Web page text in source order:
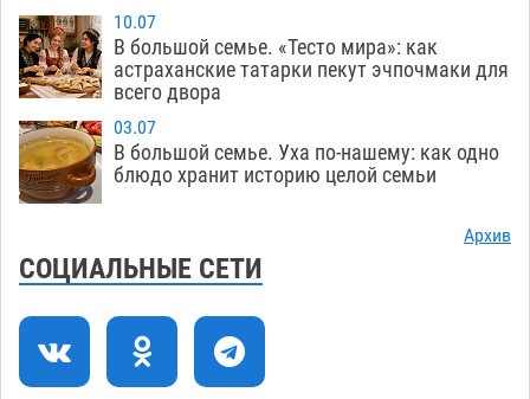
08.08
10:51
Фаворитская ноша: астраханские
гандболисты крупно проиграли пермякам
08.08 420
09:00
Лидеры чеченской диаспоры в Астрахани
осудили выходку молодого лихача с улицы
экстремальной температурной нагрузки
10.07
В большой семье. «Тесто мира»: как
астраханские татарки пекут эчпочмаки для
всего двора
03.07
В большой семье. Уха по-нашему: как одно
блюдо хранит историю целой семьи
Архив
СОЦИАЛЬНЫЕ СЕТИ